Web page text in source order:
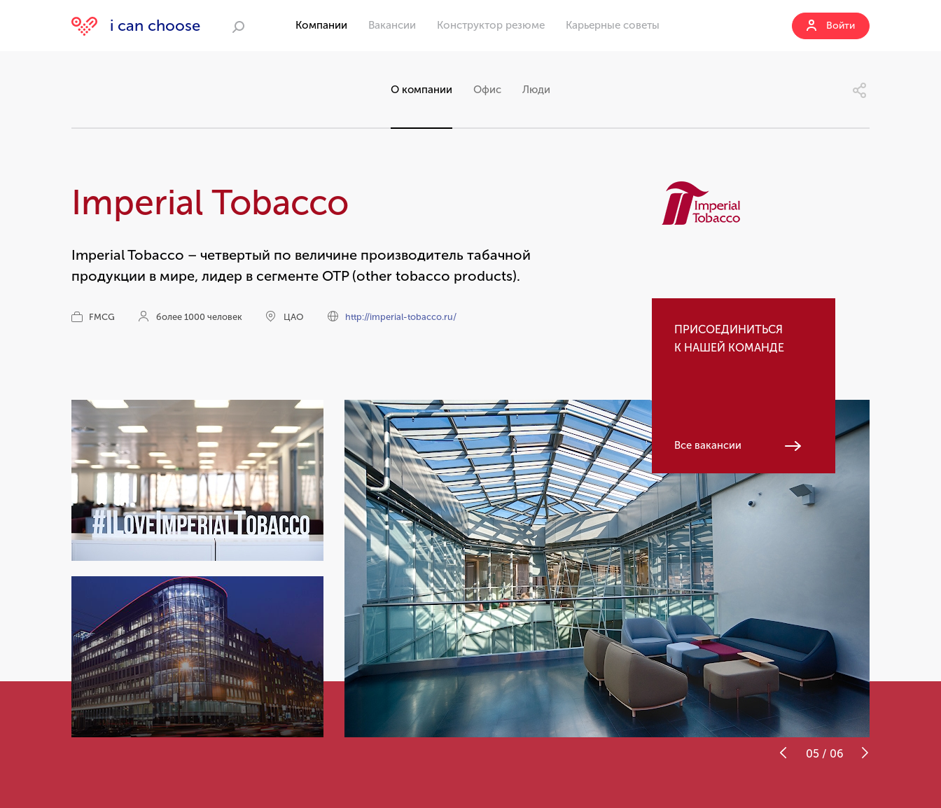
i can choose Компании Вакансии Конструктор резюме Карьерные советы Войти
О компании Офис Люди
Imperial Tobacco
Imperial Tobacco – четвертый по величине производитель табачной
продукции в мире, лидер в сегменте OTP (other tobacco products).
FMCG более 1000 человек ЦАО http://imperial-tobacco.ru/
ПРИСОЕДИНИТЬСЯ
К НАШЕЙ КОМАНДЕ
Все вакансии
06 / 06